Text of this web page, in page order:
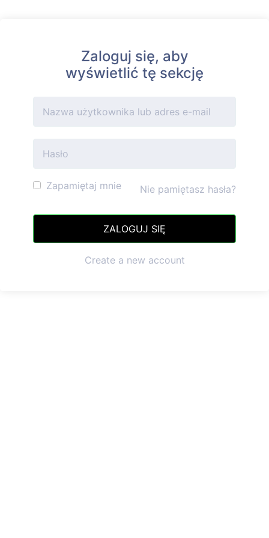
Zaloguj się, aby
wyświetlić tę sekcję
Zapamiętaj mnie Nie pamiętasz hasła?
Create a new account